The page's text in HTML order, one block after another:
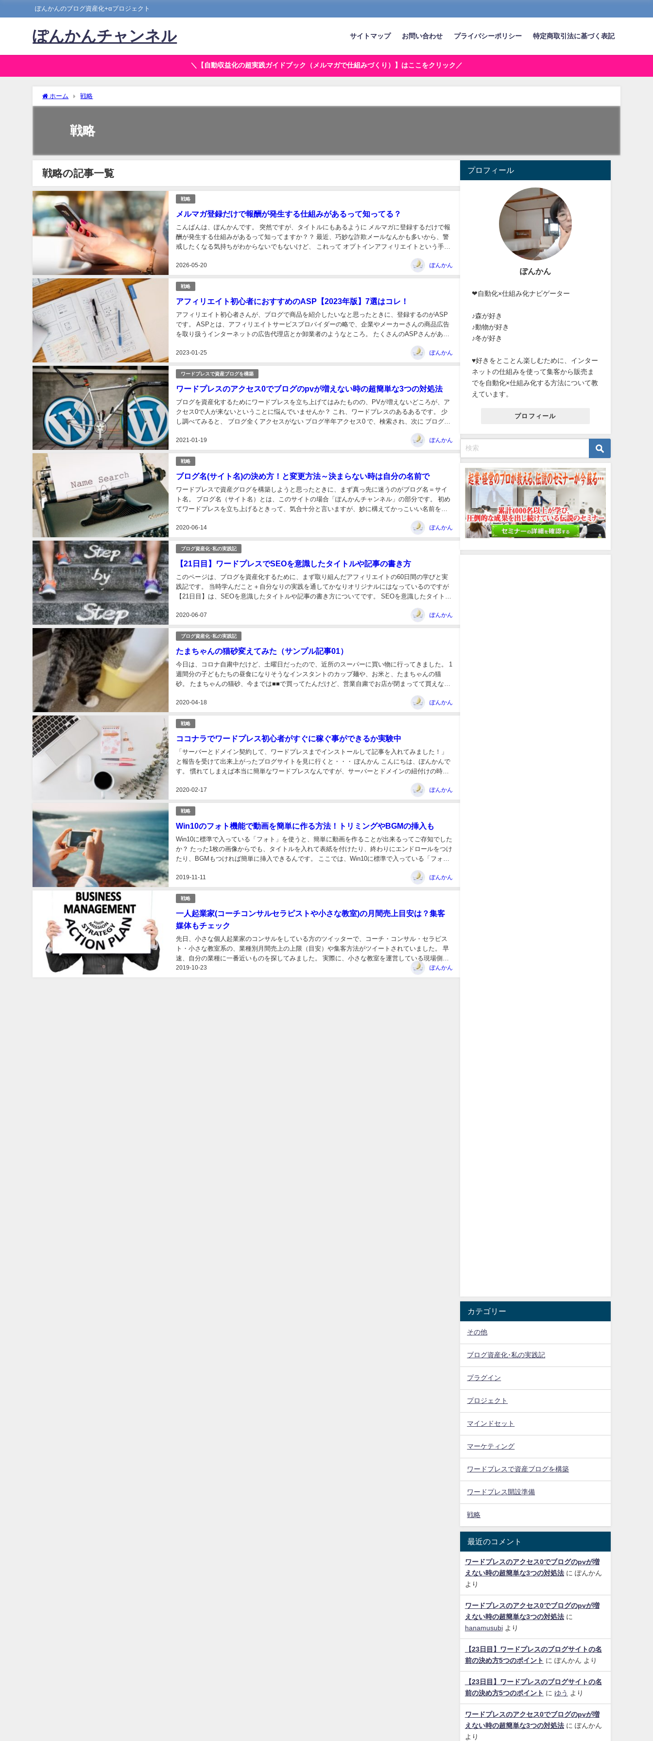
ぽんかんのブログ資産化+αプロジェクト
ぽんかんチャンネル サイトマップ お問い合わせ プライバシーポリシー 特定商取引法に基づく表記
＼【自動収益化の超実践ガイドブック（メルマガで仕組みづくり）】はここをクリック／
ホーム 戦略
戦略
戦略の記事一覧
戦略
メルマガ登録だけで報酬が発生する仕組みがあるって知ってる？
2026-05-20
こんばんは、ぽんかんです。 突然ですが、タイトルにもあるように メルマガに登録するだけで報
酬が発生する仕組みがあるって知ってますか？？ 最近、巧妙な詐欺メールなんかも多いから、警
戒したくなる気持ちがわからないでもないけど、 これって オプトインアフィリエイトという手法
ぽんかん
戦略
アフィリエイト初心者におすすめのASP【2023年版】7選はコレ！
2023-01-25
アフィリエイト初心者さんが、ブログで商品を紹介したいなと思ったときに、登録するのがASP
です。 ASPとは、アフィリエイトサービスプロバイダーの略で、企業やメーカーさんの商品広告
を取り扱うインターネットの広告代理店とか卸業者のようなところ。 たくさんのASPさんがある
ぽんかん
ワードプレスで資産ブログを構築
ワードプレスのアクセス0でブログのpvが増えない時の超簡単な3つの対処法
2021-01-19
ブログを資産化するためにワードプレスを立ち上げてはみたものの、PVが増えないどころが、ア
クセス0で人が来ないということに悩んでいませんか？ これ、ワードプレスのあるあるです。 少
し調べてみると、 ブログ全くアクセスがない ブログ半年アクセス0 で、検索され、次に ブログ3
ぽんかん
戦略
ブログ名(サイト名)の決め方！と変更方法～決まらない時は自分の名前で
2020-06-14
ワードプレスで資産グログを構築しようと思ったときに、まず真っ先に迷うのがブログ名＝サイ
ト名。 ブログ名（サイト名）とは、このサイトの場合「ぽんかんチャンネル」の部分です。 初め
てワードプレスを立ち上げるときって、気合十分と言いますが、妙に構えてかっこいい名前をつ
ぽんかん
ブログ資産化･私の実践記
【21日目】ワードプレスでSEOを意識したタイトルや記事の書き方
2020-06-07
このページは、ブログを資産化するために、まず取り組んだアフィリエイトの60日間の学びと実
践記です。 当時学んだこと＋自分なりの実践を通してかなりオリジナルにはなっているのですが
【21日目】は、SEOを意識したタイトルや記事の書き方についてです。 SEOを意識したタイトル
ぽんかん
ブログ資産化･私の実践記
たまちゃんの猫砂変えてみた（サンプル記事01）
2020-04-18
今日は、コロナ自粛中だけど、土曜日だったので、近所のスーパーに買い物に行ってきました。 1
週間分の子どもたちの昼食になりそうなインスタントのカップ麺や、お米と、たまちゃんの猫
砂。 たまちゃんの猫砂、今までは■■で買ってたんだけど、営業自粛でお店が閉まってて買えない
ぽんかん
戦略
ココナラでワードプレス初心者がすぐに稼ぐ事ができるか実験中
2020-02-17
「サーバーとドメイン契約して、ワードプレスまでインストールして記事を入れてみました！」
と報告を受けて出来上がったブログサイトを見に行くと・・・ ぽんかん こんにちは、ぽんかんで
す。 慣れてしまえば本当に簡単なワードプレスなんですが、サーバーとドメインの紐付けの時点
ぽんかん
戦略
Win10のフォト機能で動画を簡単に作る方法！トリミングやBGMの挿入も
2019-11-11
Win10に標準で入っている「フォト」を使うと、簡単に動画を作ることが出来るってご存知でした
か？ たった1枚の画像からでも、タイトルを入れて表紙を付けたり、終わりにエンドロールをつけ
たり、BGMもつければ簡単に挿入できるんです。 ここでは、Win10に標準で入っている「フォ
ぽんかん
戦略
一人起業家(コーチコンサルセラピストや小さな教室)の月間売上目安は？集客
媒体もチェック
2019-10-23
先日、小さな個人起業家のコンサルをしている方のツイッターで、コーチ・コンサル・セラピス
ト・小さな教室系の、業種別月間売上の上限（目安）や集客方法がツイートされていました。 早
速、自分の業種に一番近いものを探してみました。 実際に、小さな教室を運営している現場側か
らすると、きちんとコンサルしてもらって、かなり頑張っての売...
ぽんかん
プロフィール
ぽんかん
❤自動化×仕組み化ナビゲーター
♪森が好き
♪動物が好き
♪冬が好き
♥好きをとことん楽しむために、インター
ネットの仕組みを使って集客から販売ま
でを自動化×仕組み化する方法について教
えています。
プロフィール
カテゴリー
その他
ブログ資産化･私の実践記
プラグイン
プロジェクト
マインドセット
マーケティング
ワードプレスで資産ブログを構築
ワードプレス開設準備
戦略
最近のコメント
ワードプレスのアクセス0でブログのpvが増
えない時の超簡単な3つの対処法に ぽんかん
より
ワードプレスのアクセス0でブログのpvが増
えない時の超簡単な3つの対処法に
hanamusubiより
【23日目】ワードプレスのブログサイトの名
前の決め方5つのポイント に ぽんかん より
【23日目】ワードプレスのブログサイトの名
前の決め方5つのポイント に ゆう より
ワードプレスのアクセス0でブログのpvが増
えない時の超簡単な3つの対処法に ぽんかん
より